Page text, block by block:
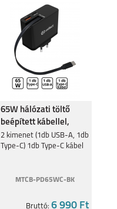
65W hálózati töltő
beépített kábellel,
Fekete
2 kimenet (1db USB-A, 1db
Type-C) 1db Type-C kábel
MTCB-PD65WC-BK
Bruttó:6 990 Ft